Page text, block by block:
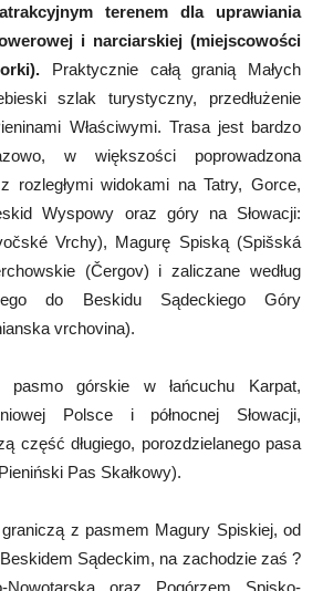
terenem dla uprawiania
i narciarskiej (miejscowości
Praktycznie całą granią Małych
szlak turystyczny, przedłużenie
Właściwymi. Trasa jest bardzo
w większości poprowadzona
rozległymi widokami na Tatry, Gorce,
Wyspowy oraz góry na Słowacji:
Vrchy), Magurę Spiską (Spišská
(Čergov) i zaliczane według
do Beskidu Sądeckiego Góry
vrchovina).
pasmo górskie w łańcuchu Karpat,
Polsce i północnej Słowacji,
część długiego, porozdzielanego pasa
Pas Skałkowy).
graniczą z pasmem Magury Spiskiej, od
Sądeckim, na zachodzie zaś ?
oraz Pogórzem Spisko-